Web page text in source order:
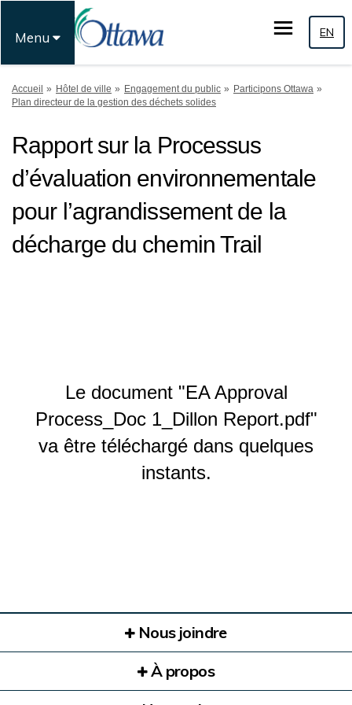
Menu EN
Vous êtes ici:
Accueil Hôtel de ville Engagement du public
Participons Ottawa
Plan directeur de la gestion des déchets solides
Rapport sur la Processus
d’évaluation environnementale
pour l’agrandissement de la
décharge du chemin Trail
Le document "EA Approval
Process_Doc 1_Dillon Report.pdf"
va être téléchargé dans quelques
instants.
Nous joindre
À propos